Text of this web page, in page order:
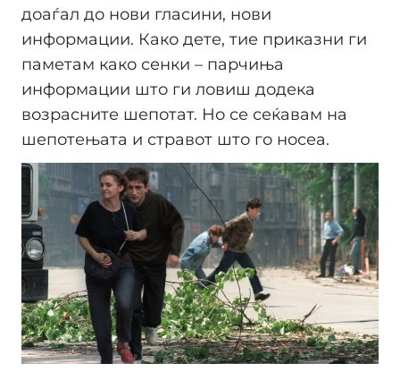
доаѓал до нови гласини, нови
информации. Како дете, тие приказни ги
паметам како сенки – парчиња
информации што ги ловиш додека
возрасните шепотат. Но се сеќавам на
шепотењата и стравот што го носеа.